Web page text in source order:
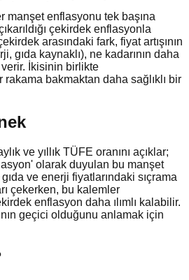
manşet enflasyonu tek başına
çekirdek enflasyonla
arasındaki fark, fiyat artışının
gıda kaynaklı), ne kadarının daha
verir. İkisinin birlikte
bakmaktan daha sağlıklı bir
ve yıllık TÜFE oranını açıklar;
olarak duyulan bu manşet
ve enerji fiyatlarındaki sıçrama
çekerken, bu kalemler
enflasyon daha ılımlı kalabilir.
geçici olduğunu anlamak için